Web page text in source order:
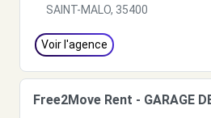
SAINT-MALO, 35400
Voir l'agence
Free2Move Rent - GARAGE